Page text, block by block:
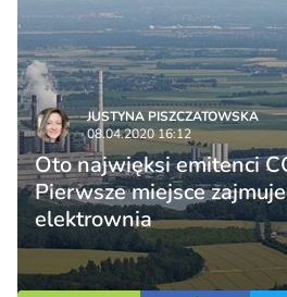
JUSTYNA PISZCZATOWSKA
08.04.2020 16:12
Oto najwięksi emitenci
Pierwsze miejsce
elektrownia